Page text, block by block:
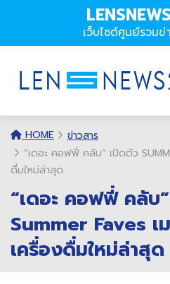
เว็บไซต์ศูนย์รวม
HOME
ข่าวสาร
“เดอะ คอฟฟี่ คลับ” เปิดตัว
ดื่มใหม่ล่าสุด
“เดอะ คอฟฟี่ คลับ
Summer Faves เ
เครื่องดื่มใหม่ล่าสุด